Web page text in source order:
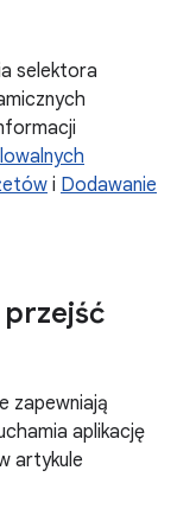
selektora
i Dodawanie
przejść
zapewniają
aplikację
artykule